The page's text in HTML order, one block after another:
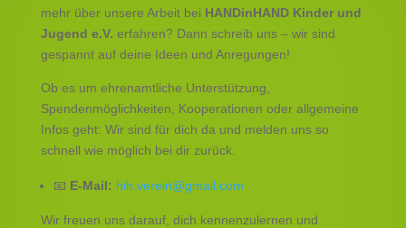
mehr über unsere Arbeit bei HANDinHAND Kinder und
Jugend e.V. erfahren? Dann schreib uns – wir sind
gespannt auf deine Ideen und Anregungen!
​Ob es um ehrenamtliche Unterstützung,
Spendenmöglichkeiten, Kooperationen oder allgemeine
Infos geht: Wir sind für dich da und melden uns so
schnell wie möglich bei dir zurück.
​📧 E-Mail: hih.verein@gmail.com
​Wir freuen uns darauf, dich kennenzulernen und